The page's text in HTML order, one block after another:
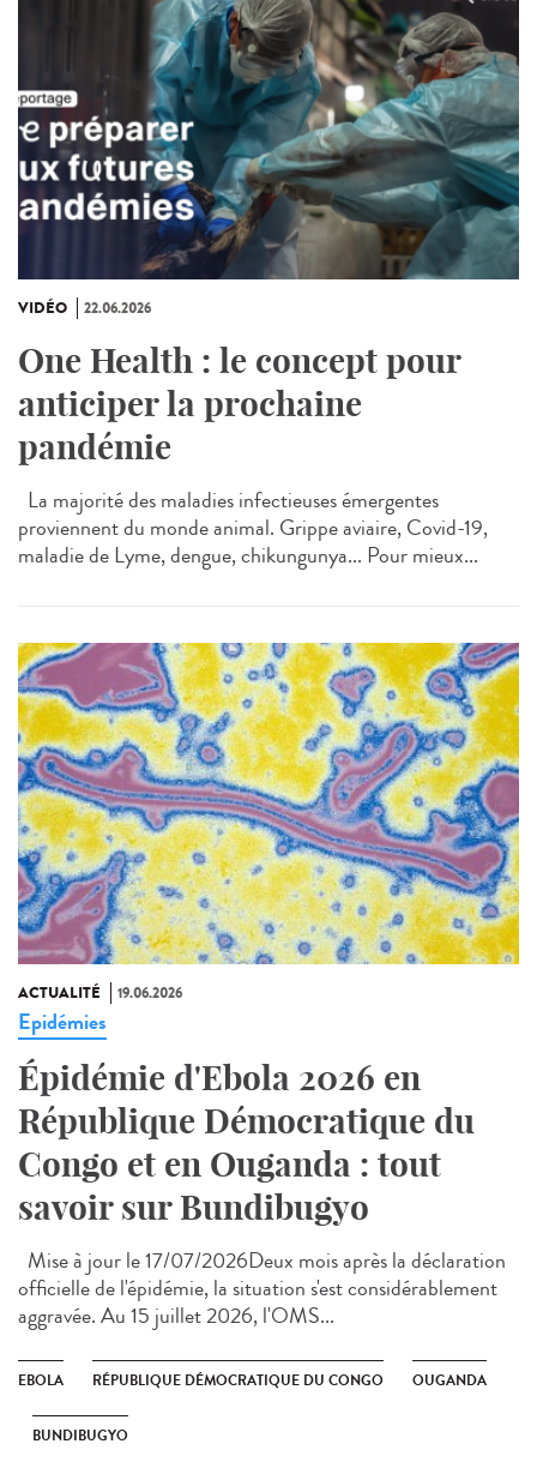
VIDÉO 22.06.2026
One Health : le concept pour
anticiper la prochaine
pandémie
La majorité des maladies infectieuses émergentes
proviennent du monde animal. Grippe aviaire, Covid-19,
maladie de Lyme, dengue, chikungunya... Pour mieux...
ACTUALITÉ 19.06.2026
Epidémies
Épidémie d'Ebola 2026 en
République Démocratique du
Congo et en Ouganda : tout
savoir sur Bundibugyo
Mise à jour le 17/07/2026Deux mois après la déclaration
officielle de l'épidémie, la situation s'est considérablement
aggravée. Au 15 juillet 2026, l'OMS...
EBOLA RÉPUBLIQUE DÉMOCRATIQUE DU CONGO OUGANDA
BUNDIBUGYO